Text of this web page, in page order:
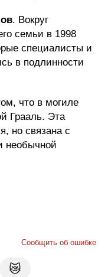
. Вокруг
семьи в 1998
специалисты и
в подлинности
что в могиле
Грааль. Эта
но связана с
необычной
Сообщить об ошибке
😿